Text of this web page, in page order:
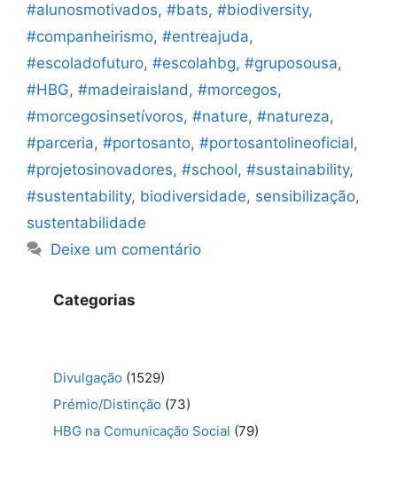
#alunosmotivados, #bats, #biodiversity,
#companheirismo, #entreajuda,
#escoladofuturo, #escolahbg, #gruposousa,
#HBG, #madeiraisland, #morcegos,
#morcegosinsetívoros, #nature, #natureza,
#parceria, #portosanto, #portosantolineoficial,
#projetosinovadores, #school, #sustainability,
#sustentability, biodiversidade, sensibilização,
sustentabilidade
Deixe um comentário
Categorias
Divulgação (1529)
Prémio/Distinção (73)
HBG na Comunicação Social (79)